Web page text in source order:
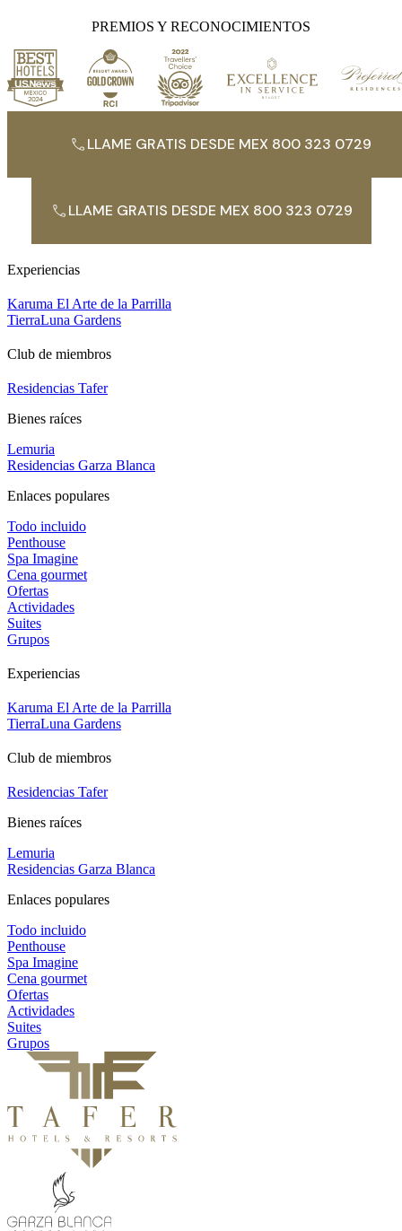
PREMIOS Y RECONOCIMIENTOS
LLAME GRATIS DESDE MEX 800 323 0729
LLAME GRATIS DESDE MEX 800 323 0729
Experiencias
Karuma El Arte de la Parrilla
TierraLuna Gardens
Club de miembros
Residencias Tafer
Bienes raíces
Lemuria
Residencias Garza Blanca
Enlaces populares
Todo incluido
Penthouse
Spa Imagine
Cena gourmet
Ofertas
Actividades
Suites
Grupos
Experiencias
Karuma El Arte de la Parrilla
TierraLuna Gardens
Club de miembros
Residencias Tafer
Bienes raíces
Lemuria
Residencias Garza Blanca
Enlaces populares
Todo incluido
Penthouse
Spa Imagine
Cena gourmet
Ofertas
Actividades
Suites
Grupos